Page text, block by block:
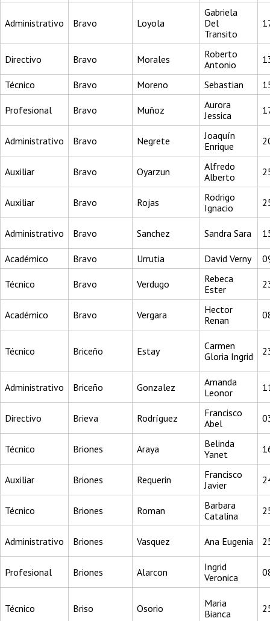
Administrativo Bravo Loyola
Gabriela
Del
Transito
Directivo Bravo Morales
Roberto
Antonio
Técnico Bravo Moreno Sebastian
Profesional Bravo Muñoz
Aurora
Jessica
Administrativo Bravo Negrete
Joaquín
Enrique
Auxiliar Bravo Oyarzun
Alfredo
Alberto
Auxiliar Bravo Rojas
Rodrigo
Ignacio
Administrativo Bravo Sanchez Sandra Sara
Académico Bravo Urrutia David Verny
Técnico Bravo Verdugo
Rebeca
Ester
Académico Bravo Vergara
Hector
Renan
Técnico Briceño Estay
Carmen
Gloria Ingrid
Administrativo Briceño Gonzalez
Amanda
Leonor
Directivo Brieva Rodríguez
Francisco
Abel
Técnico Briones Araya
Belinda
Yanet
Auxiliar Briones Requerin
Francisco
Javier
Técnico Briones Roman
Barbara
Catalina
Administrativo Briones Vasquez Ana Eugenia
Profesional Briones Alarcon
Ingrid
Veronica
Técnico Briso Osorio
Maria
Bianca